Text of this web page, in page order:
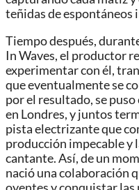
teñidas de espontáneos
Tiempo después,
In Waves, el productor
experimentar con él,
que eventualmente se
por el resultado, se
en Londres, y juntos
pista electrizante que
producción impecable y
cantante. Así, de un
nació una colaboración